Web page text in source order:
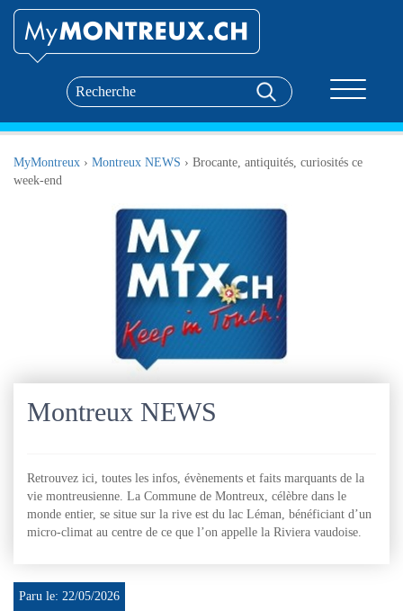
MyMontreux › Montreux NEWS › Brocante, antiquités, curiosités ce
week-end
Montreux NEWS
Retrouvez ici, toutes les infos, évènements et faits marquants de la
vie montreusienne. La Commune de Montreux, célèbre dans le
monde entier, se situe sur la rive est du lac Léman, bénéficiant d’un
micro-climat au centre de ce que l’on appelle la Riviera vaudoise.
Paru le: 22/05/2026